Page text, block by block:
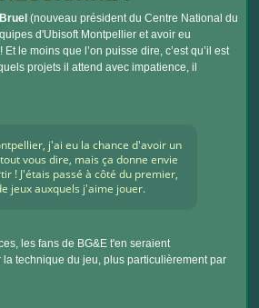
(nouveau président du Centre National du
d'Ubisoft Montpellier et avoir eu
le moins que l’on puisse dire, c’est qu’il est
projets il attend avec impatience, il
j'ai eu la chance d'avoir un
vous dire, mais ça donne envie
! J'étais passé à côté du premier,
jeux auxquels j'aime jouer.
les fans de BG&E t'en seraient
technique du jeu, plus particulièrement par